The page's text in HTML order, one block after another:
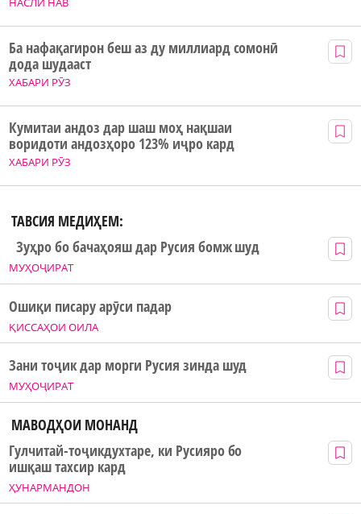
ХАБАРИ РӮЗ
Ба нафақагирон беш аз ду миллиард сомонӣ
дода шудааст
ХАБАРИ РӮЗ
Кумитаи андоз дар шаш моҳ нақшаи
воридоти андозҳоро 123% иҷро кард
ТАВСИЯ МЕДИҲЕМ:
МУҲОҶИРАТ
Зуҳро бо бачаҳояш дар Русия бомж шуд
ҚИССАҲОИ ОИЛА
Ошиқи писару арӯси падар
МУҲОҶИРАТ
Зани тоҷик дар морги Русия зинда шуд
МАВОДҲОИ МОНАНД
ҲУНАРМАНДОН
Гулчитай-тоҷикдухтаре, ки Русияро бо
ишқаш тахсир кард